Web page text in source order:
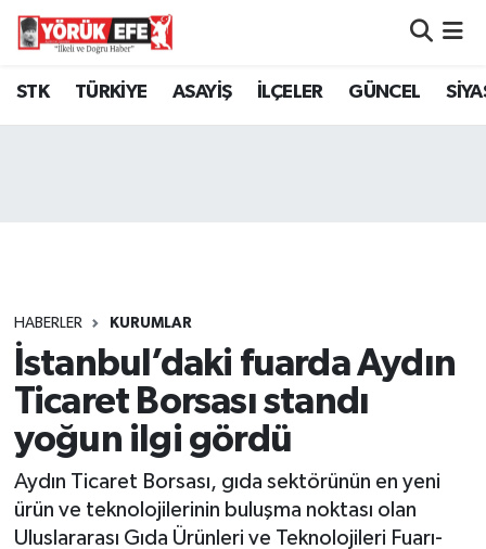
STK TÜRKİYE ASAYİŞ İLÇELER GÜNCEL
HABERLER KURUMLAR
İstanbul’daki fuarda Aydın
Ticaret Borsası standı
yoğun ilgi gördü
Aydın Ticaret Borsası, gıda sektörünün en yeni
ürün ve teknolojilerinin buluşma noktası olan
Uluslararası Gıda Ürünleri ve Teknolojileri Fuarı-
Aydın Nöbetçi Eczaneler
Tüm Manşetler
Son Dakika Haberleri
Haber Arşivi